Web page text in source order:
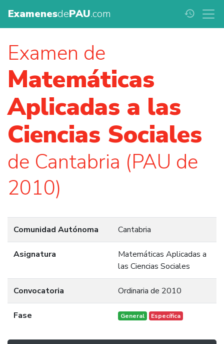
ExamenesdePAU.com history
Examen de
Matemáticas
Aplicadas a las
Ciencias Sociales
de Cantabria (PAU de
2010)
Comunidad Autónoma Cantabria
Asignatura
Matemáticas Aplicadas a
las Ciencias Sociales
Convocatoria Ordinaria de 2010
Fase General Específica